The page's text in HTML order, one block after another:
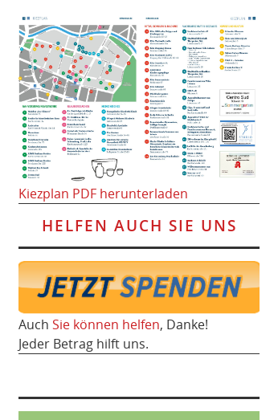
Kiezplan PDF herunterladen
HELFEN AUCH SIE UNS
Auch Sie können helfen, Danke!
Jeder Betrag hilft uns.